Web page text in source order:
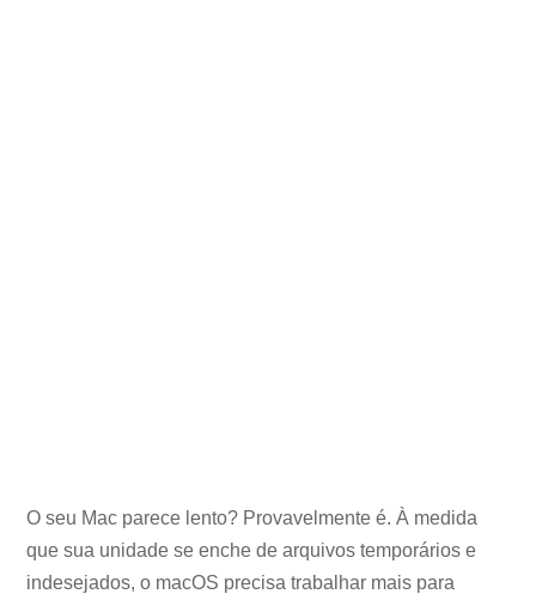
O seu Mac parece lento? Provavelmente é. À medida
que sua unidade se enche de arquivos temporários e
indesejados, o macOS precisa trabalhar mais para